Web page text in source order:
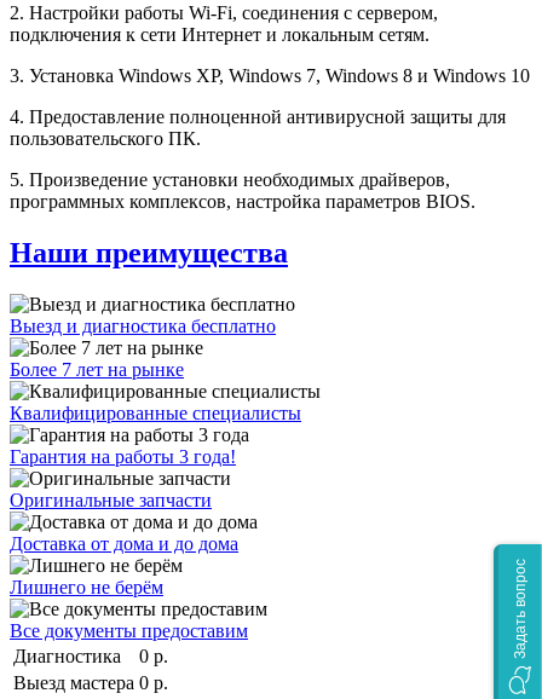
2. Настройки работы Wi-Fi, соединения с сервером,
подключения к сети Интернет и локальным сетям.
3. Установка Windows XP, Windows 7, Windows 8 и Windows 10
4. Предоставление полноценной антивирусной защиты для
пользовательского ПК.
5. Произведение установки необходимых драйверов,
программных комплексов, настройка параметров BIOS.
Наши преимущества
Выезд и диагностика бесплатно
Более 7 лет на рынке
Квалифицированные специалисты
Гарантия на работы 3 года!
Оригинальные запчасти
Доставка от дома и до дома
Лишнего не берём
Все документы предоставим
Диагностика
0 р.
Выезд мастера 0 р.
Задать вопрос